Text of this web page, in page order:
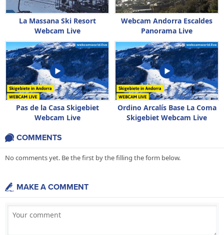
La Massana Ski Resort
Webcam Live
Webcam Andorra Escaldes
Panorama Live
Pas de la Casa Skigebiet
Webcam Live
Ordino Arcalís Base La Coma
Skigebiet Webcam Live
COMMENTS
No comments yet. Be the first by the filling the form below.
MAKE A COMMENT